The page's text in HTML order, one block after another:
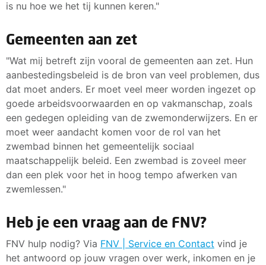
is nu hoe we het tij kunnen keren."
Gemeenten aan zet
"Wat mij betreft zijn vooral de gemeenten aan zet. Hun
aanbestedingsbeleid is de bron van veel problemen, dus
dat moet anders. Er moet veel meer worden ingezet op
goede arbeidsvoorwaarden en op vakmanschap, zoals
een gedegen opleiding van de zwemonderwijzers. En er
moet weer aandacht komen voor de rol van het
zwembad binnen het gemeentelijk sociaal
maatschappelijk beleid. Een zwembad is zoveel meer
dan een plek voor het in hoog tempo afwerken van
zwemlessen."
Heb je een vraag aan de FNV?
FNV hulp nodig? Via FNV | Service en Contact vind je
het antwoord op jouw vragen over werk, inkomen en je